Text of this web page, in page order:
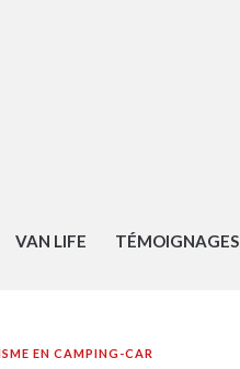
VAN LIFE TÉMOIGNAGES
EN CAMPING-CAR